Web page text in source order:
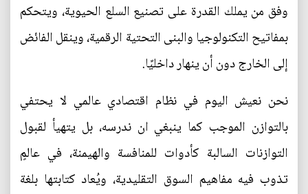
وفق من يملك القدرة على تصنيع السلع الحيوية، ويتحكم
بمفاتيح التكنولوجيا والبنى التحتية الرقمية، وينقل الفائض
إلى الخارج دون أن ينهار داخليًا.
نحن نعيش اليوم في نظام اقتصادي عالمي لا يحتفي
بالتوازن الموجب كما ينبغي ان ندرسه، بل يتهيأ لقبول
التوازنات السالبة كأدوات للمنافسة والهيمنة، في عالمٍ
تذوب فيه مفاهيم السوق التقليدية، ويُعاد كتابتها بلغة